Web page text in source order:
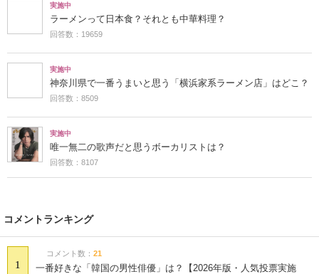
実施中
ラーメンって日本食？それとも中華料理？
回答数：19659
実施中
神奈川県で一番うまいと思う「横浜家系ラーメン店」はどこ？
回答数：8509
実施中
唯一無二の歌声だと思うボーカリストは？
回答数：8107
コメントランキング
1
コメント数： 21
一番好きな「韓国の男性俳優」は？【2026年版・人気投票実施